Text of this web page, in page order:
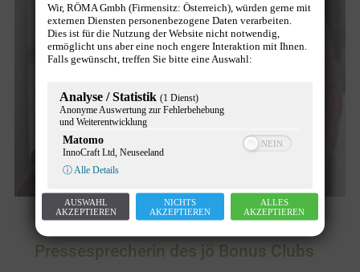
Therese Bauer ist neue
Pressesprecherin des jö Bonus Clubs
Wir, RÖMA Gmbh (Firmensitz: Österreich), würden gerne mit
externen Diensten personenbezogene Daten verarbeiten.
Dies ist für die Nutzung der Website nicht notwendig,
ermöglicht uns aber eine noch engere Interaktion mit Ihnen.
Falls gewünscht, treffen Sie bitte eine Auswahl:
Analyse / Statistik (1 Dienst)
Anonyme Auswertung zur Fehlerbehebung
und Weiterentwicklung
Matomo
InnoCraft Ltd, Neuseeland
ⓘ Alle Details
AUSWAHL
AKZEPTIEREN
NICHTS
AKZEPTIEREN
ALLES
AKZEPTIEREN